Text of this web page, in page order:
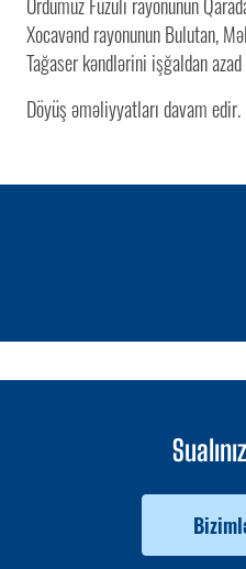
Xocavənd rayonunun Bulutan,
Tağaser kəndlərini işğaldan
Döyüş əməliyyatları davam edir.